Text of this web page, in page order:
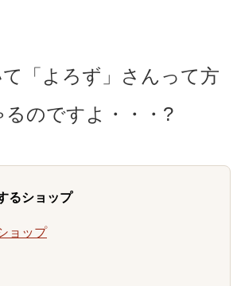
て「よろず」さんって方
のですよ・・・?
るショップ
ョップ